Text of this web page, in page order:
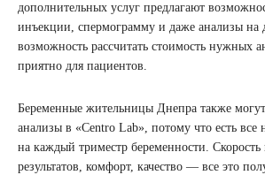
дополнительных услуг предлагают
инъекции, спермограмму и даже анализы на
возможность рассчитать стоимость нужных
приятно для пациентов.
Беременные жительницы Днепра также могут
анализы в «Centro Lab», потому что есть все
на каждый триместр беременности. Скорость
результатов, комфорт, качество — все это